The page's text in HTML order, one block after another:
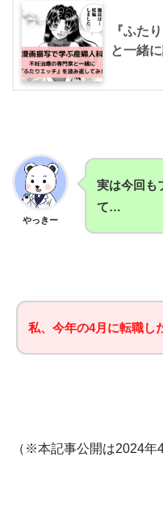
『ふた
と一緒
やっきー
実は今回も
て…
私、今年の4月に転職し
（※本記事公開は2024年4